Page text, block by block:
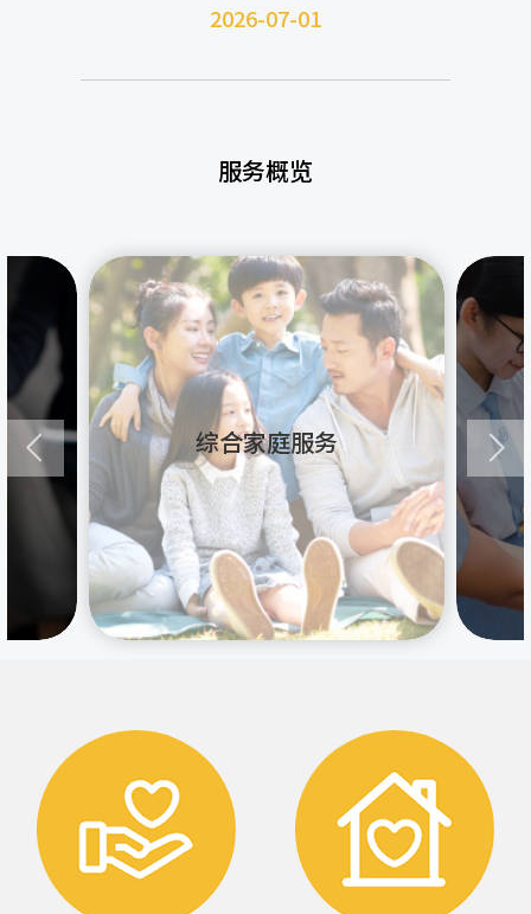
2026-07-01
服务概览
综合家庭服务